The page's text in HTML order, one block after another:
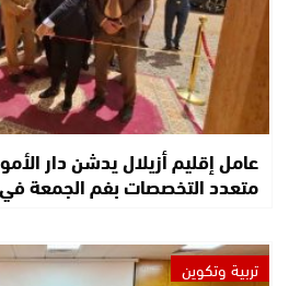
عامل إقليم أزيلال يدشن دار
متعدد التخصصات بفم الجمعة
تربية وتكوين